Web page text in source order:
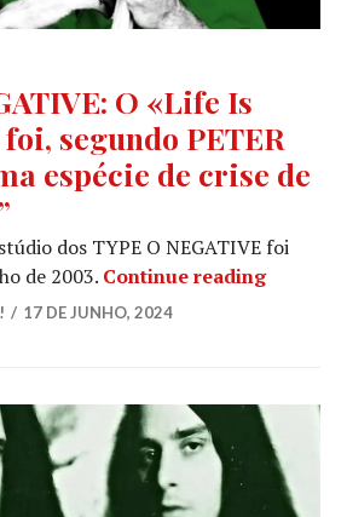
O «Life Is
segundo PETER
espécie de crise de
dos TYPE O NEGATIVE foi
de 2003. Continue readingTYPE O
17 DE JUNHO, 2024